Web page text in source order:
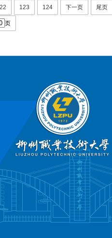
123 124 下一页 尾页
页